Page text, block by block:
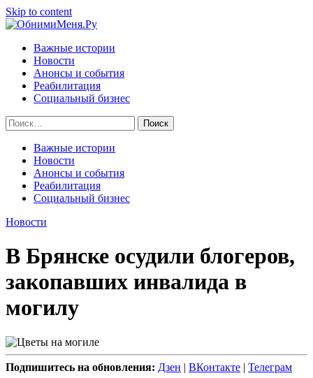
Skip to content
Важные истории
Новости
Анонсы и события
Реабилитация
Социальный бизнес
Найти:
Важные истории
Новости
Анонсы и события
Реабилитация
Социальный бизнес
Новости
В Брянске осудили блогеров,
закопавших инвалида в
могилу
Подпишитесь на обновления: Дзен | ВКонтакте | Телеграм